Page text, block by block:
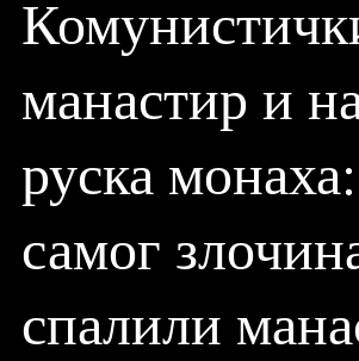
манастир и
руска
самог
спалили